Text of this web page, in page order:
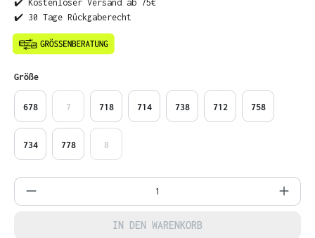
✔️ Kostenloser Versand ab 75€
✔️ 30 Tage Rückgaberecht
Größeauswählen
678 7 718 714 738 712 758
734 778 8
Produkt Anzahl: Gib den gewünschten
IN DEN WARENKORB